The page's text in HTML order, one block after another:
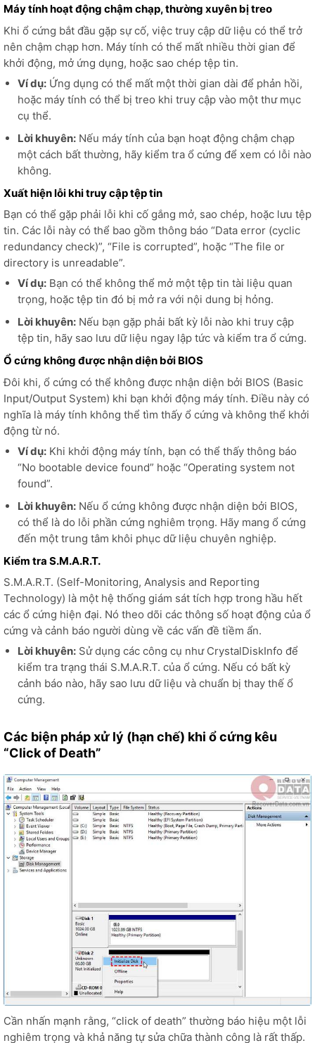
Máy tính hoạt động chậm chạp, thường xuyên bị treo
Khi ổ cứng bắt đầu gặp sự cố, việc truy cập dữ liệu có thể trở
nên chậm chạp hơn. Máy tính có thể mất nhiều thời gian để
khởi động, mở ứng dụng, hoặc sao chép tệp tin.
Ví dụ:Ứng dụng có thể mất một thời gian dài để phản hồi,
hoặc máy tính có thể bị treo khi truy cập vào một thư mục
cụ thể.
Lời khuyên:Nếu máy tính của bạn hoạt động chậm chạp
một cách bất thường, hãy kiểm tra ổ cứng để xem có lỗi nào
không.
Xuất hiện lỗi khi truy cập tệp tin
Bạn có thể gặp phải lỗi khi cố gắng mở, sao chép, hoặc lưu tệp
tin. Các lỗi này có thể bao gồm thông báo “Data error (cyclic
redundancy check)”, “File is corrupted”, hoặc “The file or
directory is unreadable”.
Ví dụ:Bạn có thể không thể mở một tệp tin tài liệu quan
trọng, hoặc tệp tin đó bị mở ra với nội dung bị hỏng.
Lời khuyên:Nếu bạn gặp phải bất kỳ lỗi nào khi truy cập
tệp tin, hãy sao lưu dữ liệu ngay lập tức và kiểm tra ổ cứng.
Ổ cứng không được nhận diện bởi BIOS
Đôi khi, ổ cứng có thể không được nhận diện bởi BIOS (Basic
Input/Output System) khi bạn khởi động máy tính. Điều này có
nghĩa là máy tính không thể tìm thấy ổ cứng và không thể khởi
động từ nó.
Ví dụ:Khi khởi động máy tính, bạn có thể thấy thông báo
“No bootable device found” hoặc “Operating system not
found”.
Lời khuyên:Nếu ổ cứng không được nhận diện bởi BIOS,
có thể là do lỗi phần cứng nghiêm trọng. Hãy mang ổ cứng
đến một trung tâm khôi phục dữ liệu chuyên nghiệp.
Kiểm tra S.M.A.R.T.
S.M.A.R.T. (Self-Monitoring, Analysis and Reporting
Technology) là một hệ thống giám sát tích hợp trong hầu hết
các ổ cứng hiện đại. Nó theo dõi các thông số hoạt động của ổ
cứng và cảnh báo người dùng về các vấn đề tiềm ẩn.
Lời khuyên:Sử dụng các công cụ như CrystalDiskInfo để
kiểm tra trạng thái S.M.A.R.T. của ổ cứng. Nếu có bất kỳ
cảnh báo nào, hãy sao lưu dữ liệu và chuẩn bị thay thế ổ
cứng.
Các biện pháp xử lý (hạn chế) khi ổ cứng kêu
“Click of Death”
Cần nhấn mạnh rằng, “click of death” thường báo hiệu một lỗi
nghiêm trọng và khả năng tự sửa chữa thành công là rất thấp.